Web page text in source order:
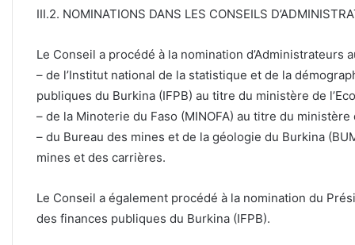
III.2. NOMINATIONS DANS LES CONSEILS
Le Conseil a procédé à la nomination d’Administrateurs
– de l’Institut national de la statistique et de la
publiques du Burkina (IFPB) au titre du ministère de
– de la Minoterie du Faso (MINOFA) au titre du
– du Bureau des mines et de la géologie du Burkina
mines et des carrières.
Le Conseil a également procédé à la nomination du
des finances publiques du Burkina (IFPB).